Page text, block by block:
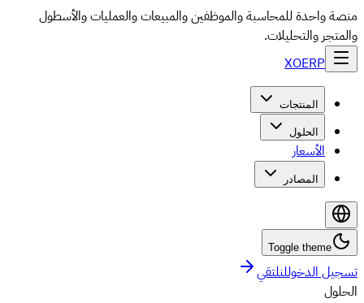
منصة واحدة للمحاسبة والموظفين والمبيعات والعمليات والأسطول
والمتجر والتحليلات.
XOERP
المنتجات
الحلول
الأسعار
المصادر
Toggle theme
تسجيل الدخوللنلتقي
الحلول